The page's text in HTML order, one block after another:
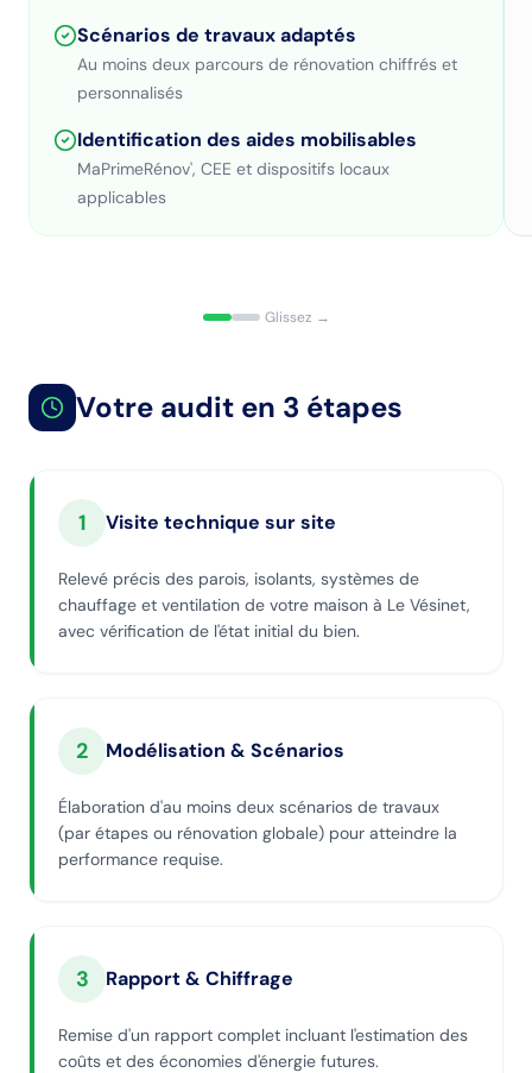
Scénarios de travaux adaptés
Au moins deux parcours de rénovation chiffrés et
personnalisés
Identification des aides mobilisables
MaPrimeRénov', CEE et dispositifs locaux
applicables
Glissez →
Votre audit en 3 étapes
1 Visite technique sur site
Relevé précis des parois, isolants, systèmes de
chauffage et ventilation de votre maison à Le Vésinet,
avec vérification de l'état initial du bien.
2 Modélisation & Scénarios
Élaboration d'au moins deux scénarios de travaux
(par étapes ou rénovation globale) pour atteindre la
performance requise.
3 Rapport & Chiffrage
Remise d'un rapport complet incluant l'estimation des
coûts et des économies d'énergie futures.